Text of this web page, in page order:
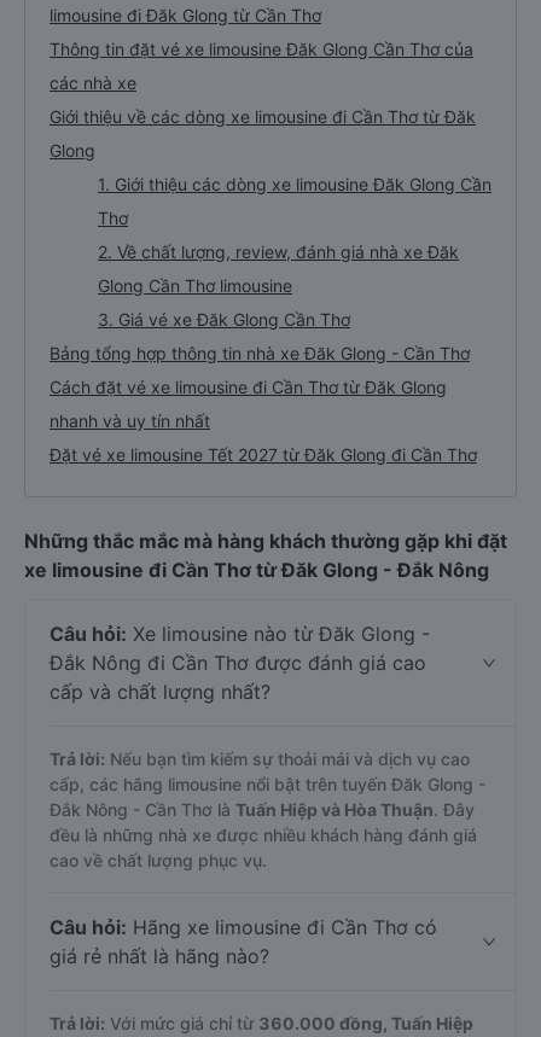
limousine đi Đăk Glong từ Cần Thơ
Thông tin đặt vé xe limousine Đăk Glong Cần Thơ của
các nhà xe
Giới thiệu về các dòng xe limousine đi Cần Thơ từ Đăk
Glong
1. Giới thiệu các dòng xe limousine Đăk Glong Cần
Thơ
2. Về chất lượng, review, đánh giá nhà xe Đăk
Glong Cần Thơ limousine
3. Giá vé xe Đăk Glong Cần Thơ
Bảng tổng hợp thông tin nhà xe Đăk Glong - Cần Thơ
Cách đặt vé xe limousine đi Cần Thơ từ Đăk Glong
nhanh và uy tín nhất
Đặt vé xe limousine Tết 2027 từ Đăk Glong đi Cần Thơ
Những thắc mắc mà hàng khách thường gặp khi đặt
xe limousine đi Cần Thơ từ Đăk Glong - Đắk Nông
Câu hỏi: Xe limousine nào từ Đăk Glong -
Đắk Nông đi Cần Thơ được đánh giá cao
cấp và chất lượng nhất?
Trả lời: Nếu bạn tìm kiếm sự thoải mái và dịch vụ cao
cấp, các hãng limousine nổi bật trên tuyến Đăk Glong -
Đắk Nông - Cần Thơ là Tuấn Hiệp và Hòa Thuận. Đây
đều là những nhà xe được nhiều khách hàng đánh giá
cao về chất lượng phục vụ.
Câu hỏi: Hãng xe limousine đi Cần Thơ có
giá rẻ nhất là hãng nào?
Trả lời: Với mức giá chỉ từ 360.000 đồng, Tuấn Hiệp